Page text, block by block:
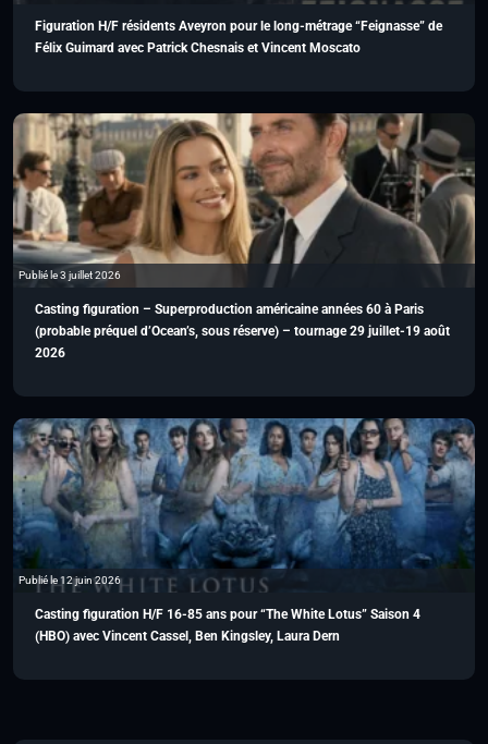
Figuration H/F résidents Aveyron pour le long-métrage “Feignasse” de
Félix Guimard avec Patrick Chesnais et Vincent Moscato
Publié le 3 juillet 2026
Casting figuration – Superproduction américaine années 60 à Paris
(probable préquel d’Ocean’s, sous réserve) – tournage 29 juillet-19 août
2026
Publié le 12 juin 2026
Casting figuration H/F 16-85 ans pour “The White Lotus” Saison 4
(HBO) avec Vincent Cassel, Ben Kingsley, Laura Dern